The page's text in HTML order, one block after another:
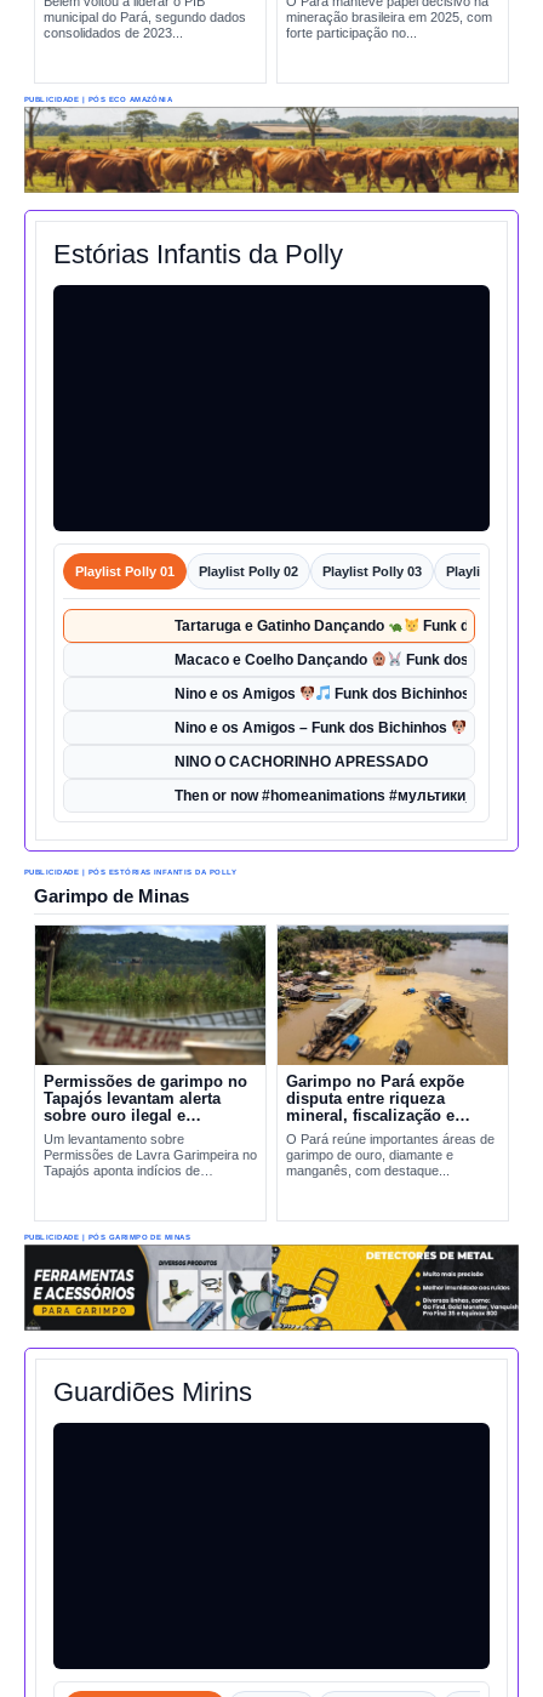
economia
municipal do Pará, segundo dados
consolidados de 2023...
mineração brasileira em 2025, com
forte participação no...
PUBLICIDADE | PÓS ECO AMAZÔNIA
Estórias Infantis da Polly
Playlist Polly 01 Playlist Polly 02 Playlist Polly 03 Playlist Polly
Tartaruga e Gatinho Dançando Funk dos
Macaco e Coelho Dançando Funk dos
Nino e os Amigos Funk dos Bichinhos | Dança
Nino e os Amigos – Funk dos Bichinhos
NINO O CACHORINHO APRESSADO
Then or now #homeanimations
PUBLICIDADE | PÓS ESTÓRIAS INFANTIS DA POLLY
Garimpo de Minas
Permissões de garimpo no
Tapajós levantam alerta
sobre ouro ilegal e
contaminação por mercúrio
Um levantamento sobre
Permissões de Lavra Garimpeira no
Tapajós aponta indícios de
amplia preocupações sobre...
Garimpo no Pará expõe
disputa entre riqueza
mineral, fiscalização e
riscos ambientais
O Pará reúne importantes áreas de
garimpo de ouro, diamante e
manganês, com destaque...
PUBLICIDADE | PÓS GARIMPO DE MINAS
Guardiões Mirins